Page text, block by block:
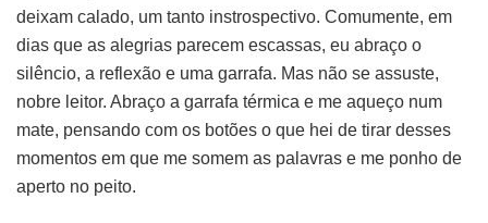
deixam calado, um tanto instrospectivo. Comumente, em
dias que as alegrias parecem escassas, eu abraço o
silêncio, a reflexão e uma garrafa. Mas não se assuste,
nobre leitor. Abraço a garrafa térmica e me aqueço num
mate, pensando com os botões o que hei de tirar desses
momentos em que me somem as palavras e me ponho de
aperto no peito.